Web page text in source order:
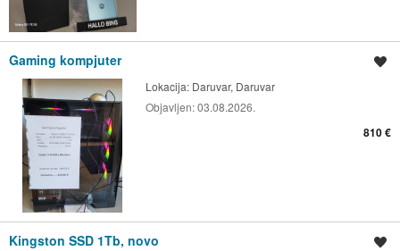
Gaming kompjuter
Lokacija: Daruvar, Daruvar
Objavljen:03.08.2026.
810 €
Kingston SSD 1Tb, novo